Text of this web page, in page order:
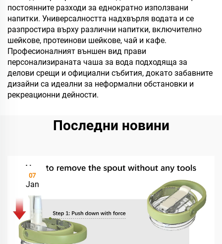
постоянните разходи за еднократно използвани
напитки. Универсалността надхвърля водата и се
разпростира върху различни напитки, включително
шейкове, протеинови шейкове, чай и кафе.
Професионалният външен вид прави
персонализираната чаша за вода подходяща за
делови срещи и официални събития, докато забавните
дизайни са идеални за неформални обстановки и
рекреационни дейности.
Последни новини
07
Jan